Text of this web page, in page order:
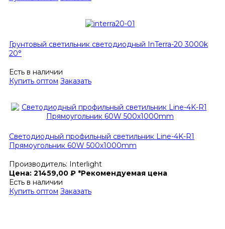
Грунтовый светильник светодиодный InTerra-20 3000k
20°
Есть в наличии
Купить оптом Заказать
Светодиодный профильный светильник Line-4K-R1
Прямоугольник 60W 500х1000mm
Производитель: Interlight
Цена: 21459,00 ₽ *Рекомендуемая цена
Есть в наличии
Купить оптом Заказать